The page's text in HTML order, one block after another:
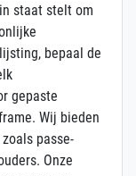
staat stelt om
bepaal de
gepaste
Wij bieden
passe-
Onze